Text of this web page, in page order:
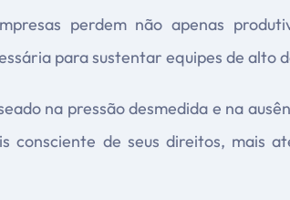
perdem não apenas
para sustentar equipes de alto
na pressão desmedida e na
de seus direitos, mais